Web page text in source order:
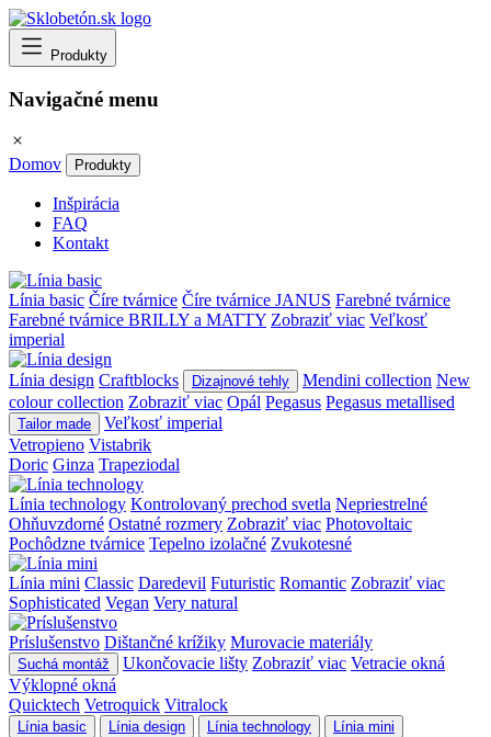
Produkty
Navigačné menu
Domov Produkty
Inšpirácia
FAQ
Kontakt
Línia basic Číre tvárnice Číre tvárnice JANUS Farebné tvárnice
Farebné tvárnice BRILLY a MATTY Zobraziť viac Veľkosť
imperial
Línia design Craftblocks Dizajnové tehly Mendini collection New
colour collection Zobraziť viac Opál Pegasus Pegasus metallised
Tailor made
Veľkosť imperial
Vetropieno Vistabrik
Doric Ginza Trapeziodal
Línia technology Kontrolovaný prechod svetla Nepriestrelné
Ohňuvzdorné Ostatné rozmery Zobraziť viac Photovoltaic
Pochôdzne tvárnice Tepelno izolačné Zvukotesné
Línia mini Classic Daredevil Futuristic Romantic Zobraziť viac
Sophisticated Vegan Very natural
Príslušenstvo Dištančné krížiky Murovacie materiály
Suchá montáž Ukončovacie lišty Zobraziť viac Vetracie okná
Výklopné okná
Quicktech Vetroquick Vitralock
Línia basic Línia design Línia technology
Línia mini